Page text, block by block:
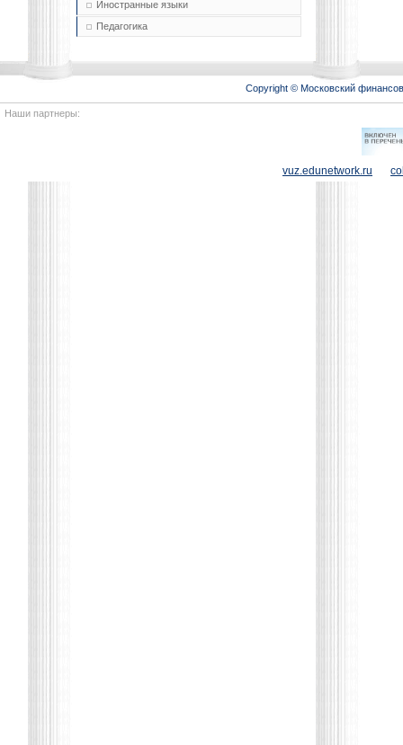
Иностранные языки
Педагогика
Copyright © Московский
Наши партнеры:
vuz.edunetwork.ru